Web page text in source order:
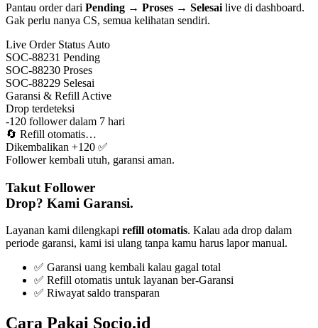
Pantau order dari Pending → Proses → Selesai live di dashboard.
Gak perlu nanya CS, semua kelihatan sendiri.
Live Order Status Auto
SOC-88231 Pending
SOC-88230 Proses
SOC-88229 Selesai
Garansi & Refill Active
Drop terdeteksi
-120 follower dalam 7 hari
🔄 Refill otomatis…
Dikembalikan +120 ✅
Follower kembali utuh, garansi aman.
Takut Follower
Drop? Kami Garansi.
Layanan kami dilengkapi refill otomatis. Kalau ada drop dalam
periode garansi, kami isi ulang tanpa kamu harus lapor manual.
✅ Garansi uang kembali kalau gagal total
✅ Refill otomatis untuk layanan ber-Garansi
✅ Riwayat saldo transparan
Cara Pakai Socio.id